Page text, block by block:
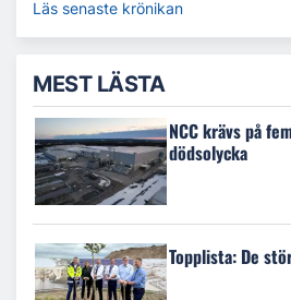
Läs senaste krönikan
MEST LÄSTA
NCC krävs på
dödsolycka
Topplista: De